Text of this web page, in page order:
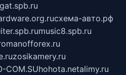
схема-авто.рф
music8.spb.ru
zosikamery.ru
COM.SUhohota.netalimy.ru